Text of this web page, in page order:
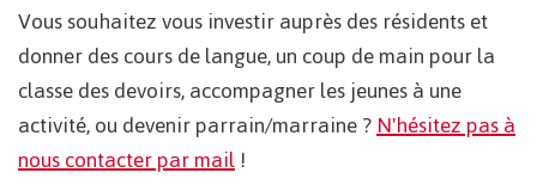
Vous souhaitez vous investir auprès des résidents et
donner des cours de langue, un coup de main pour la
classe des devoirs, accompagner les jeunes à une
activité, ou devenir parrain/marraine ?N'hésitez pas à
nous contacter par mail!